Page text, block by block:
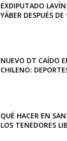
EXDIPUTADO
YÁBER DESPUÉS
NUEVO DT CAÍDO
CHILENO:
QUÉ HACER EN
LOS TENEDORES